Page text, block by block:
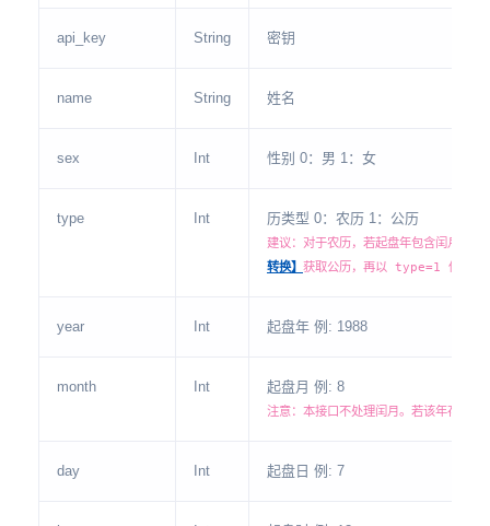
api_key String 密钥
name String 姓名
sex Int 性别 0：男 1：女
type Int 历类型 0：农历 1：公历
建议：对于农历，若起盘年包含闰月或需
转换】 获取公历，再以 type=1 传入。
year Int 起盘年 例: 1988
month Int 起盘月 例: 8
注意：本接口不处理闰月。若该年存在
day Int 起盘日 例: 7